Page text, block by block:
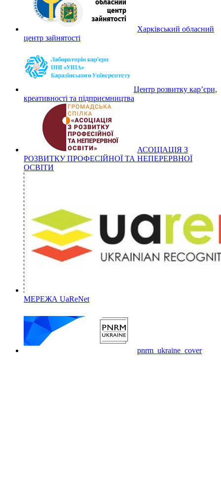
Харківський обласний
центр зайнятості
Центр розвитку кар’єри,
креативності та підприємництва
АСОЦІАЦІЯ З
РОЗВИТКУ ПРОФЕСІЙНОЇ ТА НЕПЕРЕРВНОЇ
ОСВІТИ
МЕРЕЖА UaReNet
pnrm_ukraine_cover